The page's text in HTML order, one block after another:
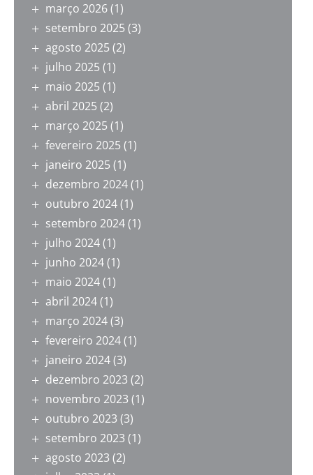
março 2026(1)
setembro 2025 (3)
agosto 2025 (2)
julho 2025 (1)
maio 2025 (1)
abril 2025 (2)
março 2025 (1)
fevereiro 2025 (1)
janeiro 2025 (1)
dezembro 2024(1)
outubro 2024(1)
setembro 2024(1)
julho 2024(1)
junho 2024(1)
maio 2024(1)
abril 2024(1)
março 2024(3)
fevereiro 2024(1)
janeiro 2024(3)
dezembro 2023 (2)
novembro 2023 (1)
outubro 2023 (3)
setembro 2023 (1)
agosto 2023 (2)